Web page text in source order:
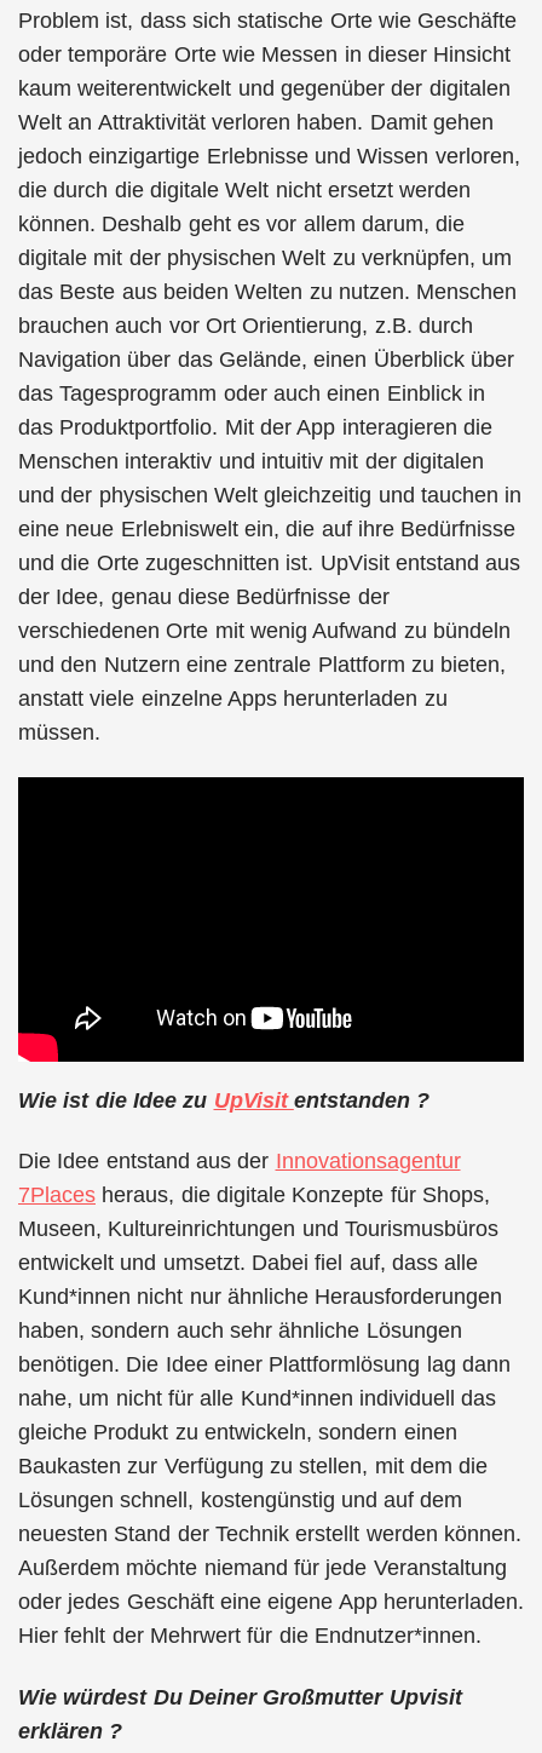
Problem ist, dass sich statische Orte wie Geschäfte
oder temporäre Orte wie Messen in dieser Hinsicht
kaum weiterentwickelt und gegenüber der digitalen
Welt an Attraktivität verloren haben. Damit gehen
jedoch einzigartige Erlebnisse und Wissen verloren,
die durch die digitale Welt nicht ersetzt werden
können. Deshalb geht es vor allem darum, die
digitale mit der physischen Welt zu verknüpfen, um
das Beste aus beiden Welten zu nutzen. Menschen
brauchen auch vor Ort Orientierung, z.B. durch
Navigation über das Gelände, einen Überblick über
das Tagesprogramm oder auch einen Einblick in
das Produktportfolio. Mit der App interagieren die
Menschen interaktiv und intuitiv mit der digitalen
und der physischen Welt gleichzeitig und tauchen in
eine neue Erlebniswelt ein, die auf ihre Bedürfnisse
und die Orte zugeschnitten ist. UpVisit entstand aus
der Idee, genau diese Bedürfnisse der
verschiedenen Orte mit wenig Aufwand zu bündeln
und den Nutzern eine zentrale Plattform zu bieten,
anstatt viele einzelne Apps herunterladen zu
müssen.
Wie ist die Idee zu UpVisit entstanden ?
Die Idee entstand aus der Innovationsagentur
7Places heraus, die digitale Konzepte für Shops,
Museen, Kultureinrichtungen und Tourismusbüros
entwickelt und umsetzt. Dabei fiel auf, dass alle
Kund*innen nicht nur ähnliche Herausforderungen
haben, sondern auch sehr ähnliche Lösungen
benötigen. Die Idee einer Plattformlösung lag dann
nahe, um nicht für alle Kund*innen individuell das
gleiche Produkt zu entwickeln, sondern einen
Baukasten zur Verfügung zu stellen, mit dem die
Lösungen schnell, kostengünstig und auf dem
neuesten Stand der Technik erstellt werden können.
Außerdem möchte niemand für jede Veranstaltung
oder jedes Geschäft eine eigene App herunterladen.
Hier fehlt der Mehrwert für die Endnutzer*innen.
Wie würdest Du Deiner Großmutter Upvisit
erklären ?